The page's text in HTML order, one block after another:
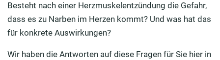
Wie kommt es zu einer verengten Aortenklappe?
Besteht nach einer Herzmuskelentzündung die Gefahr,
dass es zu Narben im Herzen kommt? Und was hat das
für konkrete Auswirkungen?
Wir haben die Antworten auf diese Fragen für Sie hier in